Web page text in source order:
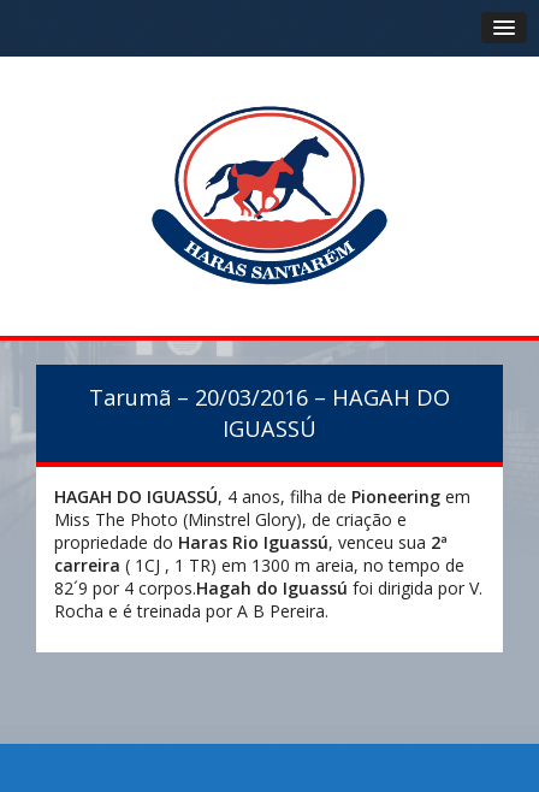
Tarumã – 20/03/2016 – HAGAH DO
IGUASSÚ
HAGAH DO IGUASSÚ, 4 anos, filha de Pioneering em
Miss The Photo (Minstrel Glory), de criação e
propriedade do Haras Rio Iguassú, venceu sua 2ª
carreira ( 1CJ , 1 TR) em 1300 m areia, no tempo de
82´9 por 4 corpos.Hagah do Iguassú foi dirigida por V.
Rocha e é treinada por A B Pereira.